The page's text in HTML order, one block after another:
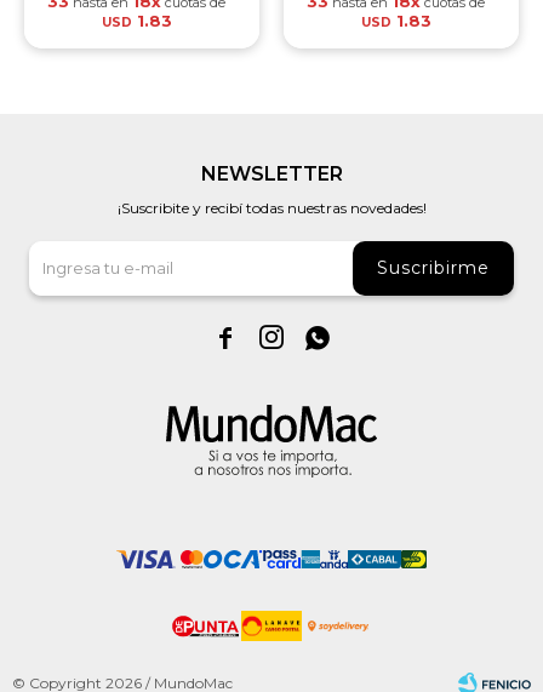
USD 1.83 USD 1.83
NEWSLETTER
¡Suscribite y recibí todas nuestras novedades!
Suscribirme
  
© Copyright 2026 / MundoMac